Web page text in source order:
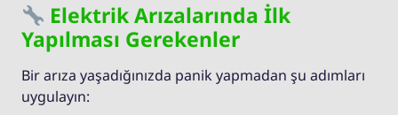
Elektrik Arızalarında İlk
Yapılması Gerekenler
Bir arıza yaşadığınızda panik yapmadan şu adımları
uygulayın: